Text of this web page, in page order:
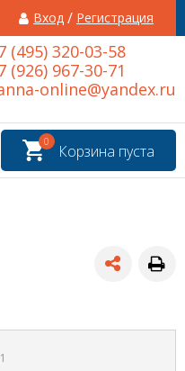
Вход / Регистрация
(495) 320-03-58
(926) 967-30-71
online@yandex.ru
Корзина пуста
0